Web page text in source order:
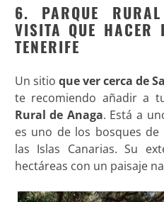
6. PARQUE
VISITA QUE HACER
TENERIFE
Un sitio que ver cerca de
te recomiendo añadir a
Rural de Anaga. Está a
es uno de los bosques
las Islas Canarias. Su
hectáreas con un paisaje